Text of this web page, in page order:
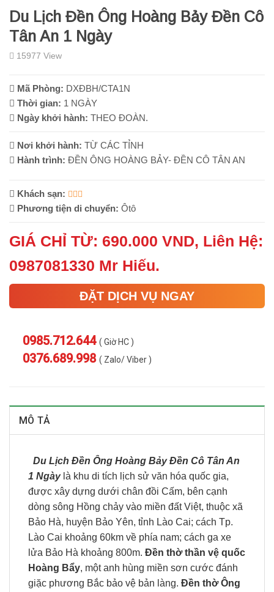
Du Lịch Đền Ông Hoàng Bảy Đền Cô
Tân An 1 Ngày
15977 View
Mã Phòng: DXĐBH/CTA1N
Thời gian: 1 NGÀY
Ngày khởi hành: THEO ĐOÀN.
Nơi khởi hành: TỪ CÁC TỈNH
Hành trình: ĐỀN ÔNG HOÀNG BẢY- ĐỀN CÔ TÂN AN
Khách sạn:
Phương tiện di chuyển: Ôtô
GIÁ CHỈ TỪ: 690.000 VND, Liên Hệ:
0987081330 Mr Hiếu.
ĐẶT DỊCH VỤ NGAY
0985.712.644 ( Giờ HC )
0376.689.998 ( Zalo/ Viber )
MÔ TẢ
Du Lịch Đền Ông Hoàng Bảy Đền Cô Tân An
1 Ngàylà khu di tích lịch sử văn hóa quốc gia,
được xây dựng dưới chân đồi Cấm, bên cạnh
dòng sông Hồng chảy vào miền đất Việt, thuộc xã
Bảo Hà, huyện Bảo Yên, tỉnh Lào Cai; cách Tp.
Lào Cai khoảng 60km về phía nam; cách ga xe
lửa Bảo Hà khoảng 800m. Đền thờ thần vệ quốc
Hoàng Bẩy, một anh hùng miền sơn cước đánh
giặc phương Bắc bảo vệ bản làng. Đền thờ Ông